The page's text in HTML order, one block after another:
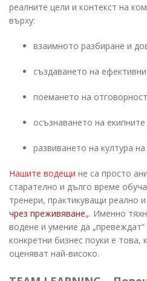
реалните цели и контекст на
върху:
взаимното разбиране и
създаването на
поемането на отговорност
осъзнаването на
развиването на култура
Нашите водещи не са просто
старателно и дълго време
тренери, практикуващи реално
чрез преживяване„. Именно
водене и умение да
конкретни бизнес поуки е това,
оценяват най-високо.